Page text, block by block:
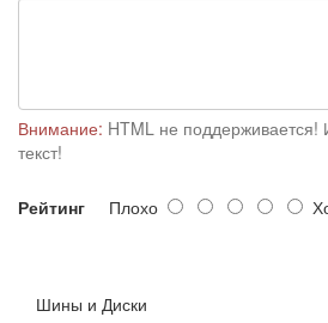
Внимание: HTML не поддерживается!
текст!
Рейтинг Плохо
Шины и Диски